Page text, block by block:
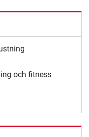
och fitness